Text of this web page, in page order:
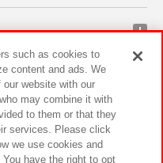
サイトポリシー
such as cookies to
content and ads. We
website with our
may combine it with
to them or that they
services. Please click
we use cookies and
have the right to opt